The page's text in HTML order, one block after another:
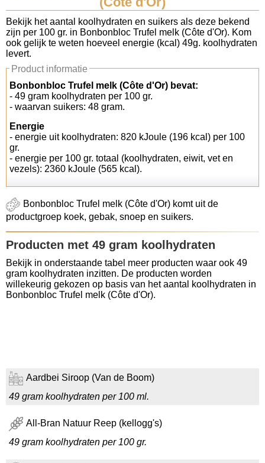
Koolhydraten tellen
Links
Bekijk het aantal koolhydraten en suikers als deze bekend
zijn per 100 gr. in Bonbonbloc Trufel melk (Côte d'Or). Kom
ook gelijk te weten hoeveel energie (kcal) 49g. koolhydraten
levert.
Product informatie
Bonbonbloc Trufel melk (Côte d'Or) bevat:
- 49 gram koolhydraten per 100 gr.
- waarvan suikers: 48 gram.
Energie
- energie uit koolhydraten: 820 kJoule (196 kcal) per 100
gr.
- energie per 100 gr. totaal (koolhydraten, eiwit, vet en
vezels): 2360 kJoule (565 kcal).
Bonbonbloc Trufel melk (Côte d'Or) komt uit de
productgroep koek, gebak, snoep en suikers.
Producten met 49 gram koolhydraten
Bekijk in onderstaande tabel meer producten waar ook 49
gram koolhydraten inzitten. De producten worden
willekeurig gekozen op basis van het aantal koolhydraten in
Bonbonbloc Trufel melk (Côte d'Or).
Aardbei Siroop (Van de Boom)
49 gram koolhydraten per 100 ml.
All-Bran Natuur Reep (kellogg's)
49 gram koolhydraten per 100 gr.